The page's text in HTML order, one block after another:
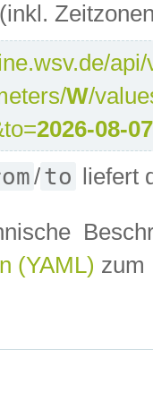
W/
2026-08-
/to liefert
(YAML) zum